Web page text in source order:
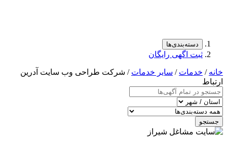
اگهی رایگان
/ سایر خدمات/ شرکت طراحی وب سایت آدرین